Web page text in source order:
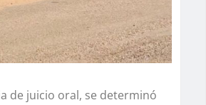
de juicio oral, se determinó